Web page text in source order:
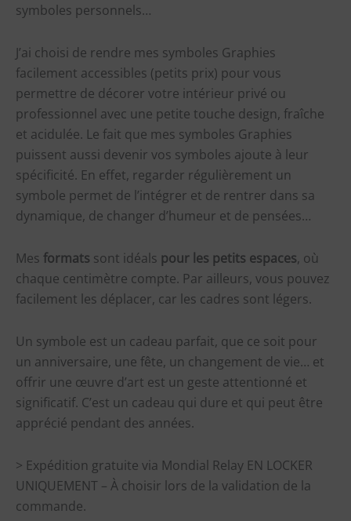
symboles personnels…
J’ai choisi de rendre mes symboles Graphies
facilement accessibles (petits prix) pour vous
permettre de décorer votre intérieur privé ou
professionnel avec une petite touche design, fraîche
et acidulée. Le fait que mes symboles Graphies
puissent aussi devenir vos symboles ajoute à leur
spécificité. En effet, regarder régulièrement un
symbole permet de l’intégrer et de rentrer dans sa
dynamique, de changer d’humeur et de pensées…
Mes formats sont idéals pour les petits espaces, où
chaque centimètre compte. Par ailleurs, vous pouvez
facilement les déplacer, car les cadres sont légers.
Un symbole est un cadeau parfait, que ce soit pour
un anniversaire, une fête, un changement de vie… et
offrir une œuvre d’art est un geste attentionné et
significatif. C’est un cadeau qui dure et qui peut être
apprécié pendant des années.
> Expédition gratuite via Mondial Relay EN LOCKER
UNIQUEMENT – À choisir lors de la validation de la
commande.